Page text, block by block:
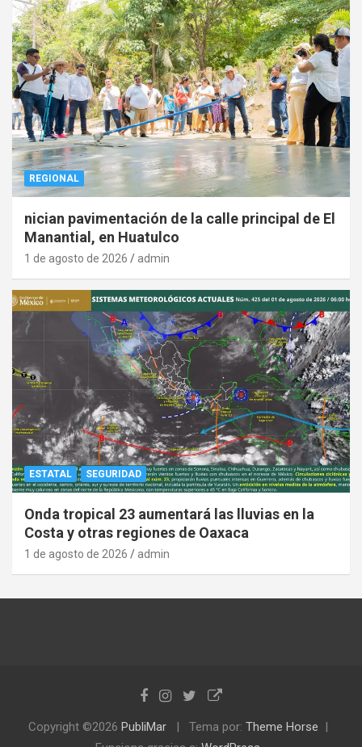
REGIONAL
nician pavimentación de la calle principal de El
Manantial, en Huatulco
1 de agosto de 2026 admin
ESTATAL SEGURIDAD
Onda tropical 23 aumentará las lluvias en la
Costa y otras regiones de Oaxaca
1 de agosto de 2026 admin
Copyright ©2026 PubliMar Tema por: Theme Horse